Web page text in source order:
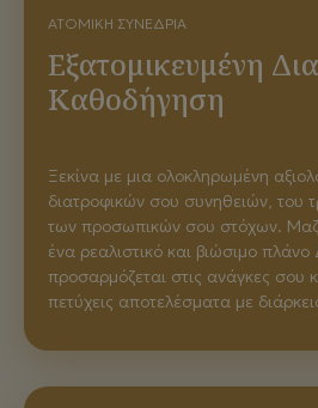
ΑΤΟΜΙΚΉ ΣΥΝΕΔΡΊΑ
Εξατομικευμένη
Καθοδήγηση
Ξεκίνα με μια ολοκληρωμένη
διατροφικών σου συνηθειών, του
των προσωπικών σου στόχων.
ένα ρεαλιστικό και βιώσιμο
προσαρμόζεται στις ανάγκες σου
πετύχεις αποτελέσματα με